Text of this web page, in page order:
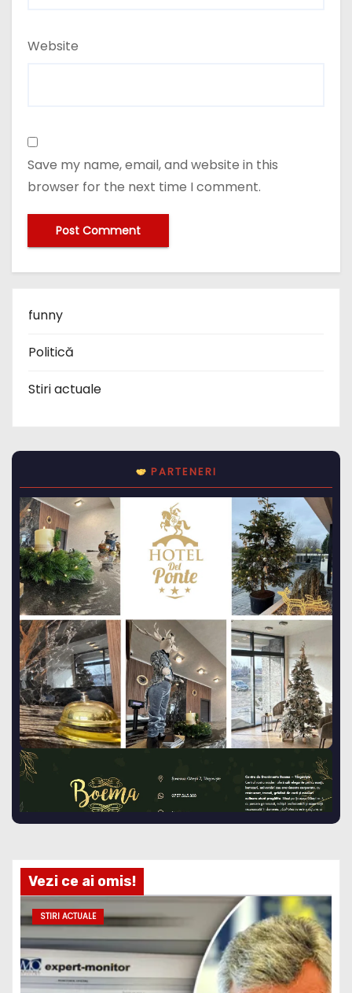
Website
Save my name, email, and website in this
browser for the next time I comment.
funny
Politică
Stiri actuale
PARTENERI
Vezi ce ai omis!
STIRI ACTUALE